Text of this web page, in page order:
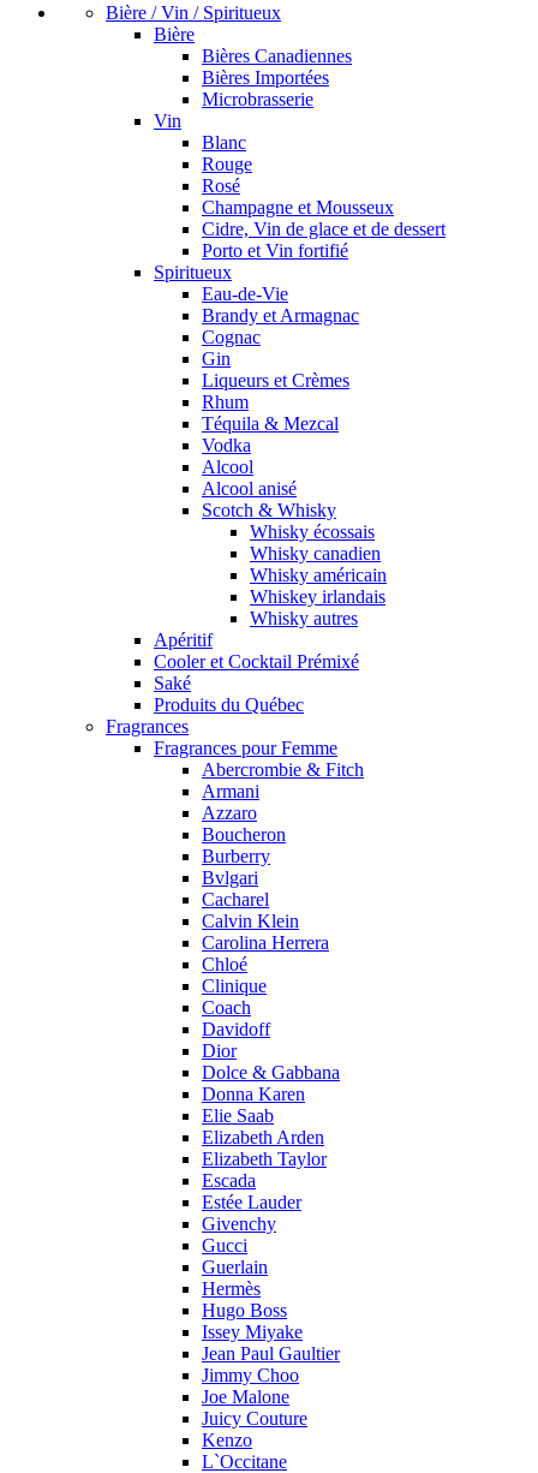
Bière / Vin / Spiritueux
Bière
Bières Canadiennes
Bières Importées
Microbrasserie
Vin
Blanc
Rouge
Rosé
Champagne et Mousseux
Cidre, Vin de glace et de dessert
Porto et Vin fortifié
Spiritueux
Eau-de-Vie
Brandy et Armagnac
Cognac
Gin
Liqueurs et Crèmes
Rhum
Téquila & Mezcal
Vodka
Alcool
Alcool anisé
Scotch & Whisky
Whisky écossais
Whisky canadien
Whisky américain
Whiskey irlandais
Whisky autres
Apéritif
Cooler et Cocktail Prémixé
Saké
Produits du Québec
Fragrances
Fragrances pour Femme
Abercrombie & Fitch
Armani
Azzaro
Boucheron
Burberry
Bvlgari
Cacharel
Calvin Klein
Carolina Herrera
Chloé
Clinique
Coach
Davidoff
Dior
Dolce & Gabbana
Donna Karen
Elie Saab
Elizabeth Arden
Elizabeth Taylor
Escada
Estée Lauder
Givenchy
Gucci
Guerlain
Hermès
Hugo Boss
Issey Miyake
Jean Paul Gaultier
Jimmy Choo
Joe Malone
Juicy Couture
Kenzo
L`Occitane